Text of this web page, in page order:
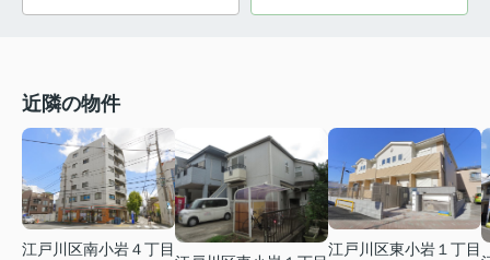
近隣の物件
江戸川区南小岩４丁目
江戸川区東小岩１丁目